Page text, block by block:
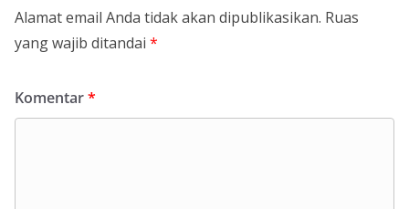
Alamat email Anda tidak akan dipublikasikan. Ruas
yang wajib ditandai *
Komentar*